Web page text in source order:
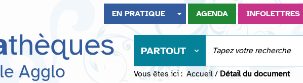
EN PRATIQUE AGENDA INFOLETTRES
thèques
Agglo
PARTOUT
Vous êtes ici : Accueil / Détail du document